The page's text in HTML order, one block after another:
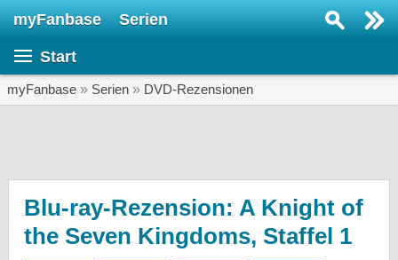
myFanbase Serien
Start
myFanbase » Serien » DVD-Rezensionen
Blu-ray-Rezension: A Knight of
the Seven Kingdoms, Staffel 1
SERIEN
Veranstaltungen